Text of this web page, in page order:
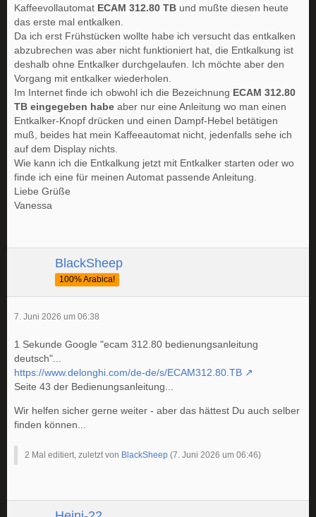
Kaffeevollautomat ECAM 312.80 TB und mußte diesen heute
das erste mal entkalken.
Da ich erst Frühstücken wollte habe ich versucht das entkalken
abzubrechen was aber nicht funktioniert hat, die Entkalkung ist
deshalb ohne Entkalker durchgelaufen. Ich möchte aber den
Vorgang mit entkalker wiederholen.
Im Internet finde ich obwohl ich die Bezeichnung ECAM 312.80
TB eingegeben habe aber nur eine Anleitung wo man einen
Entkalker-Knopf drücken und einen Dampf-Hebel betätigen
muß, beides hat mein Kaffeeautomat nicht, jedenfalls sehe ich
auf dem Display nichts.
Wie kann ich die Entkalkung jetzt mit Entkalker starten oder wo
finde ich eine für meinen Automat passende Anleitung.
Liebe Grüße
Vanessa
BlackSheep
100% Arabica!
7. Juni 2026 um 06:38
1 Sekunde Google "ecam 312.80 bedienungsanleitung
deutsch"...
https://www.delonghi.com/de-de/s/ECAM312.80.TB
Seite 43 der Bedienungsanleitung...
Wir helfen sicher gerne weiter - aber das hättest Du auch selber
finden können...
2 Mal editiert, zuletzt von BlackSheep (7. Juni 2026 um 06:46)